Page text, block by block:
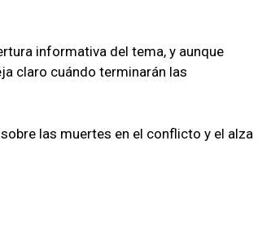
informativa del tema, y aunque
claro cuándo terminarán las
las muertes en el conflicto y el alza